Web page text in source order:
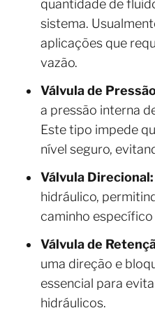
quantidade de
sistema.
aplicações que
vazão.
Válvula de
a pressão interna
Este tipo impede
nível seguro,
Válvula Direcional:
hidráulico,
caminho
Válvula de
uma direção e
essencial para
hidráulicos.